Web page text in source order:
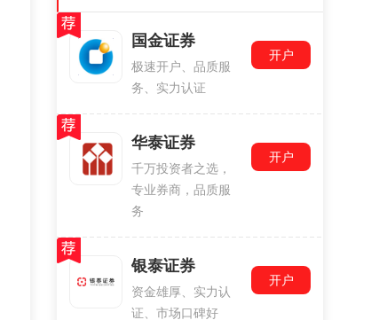
国金证券
极速开户、品质服
务、实力认证
开户
华泰证券
千万投资者之选，
专业券商，品质服
务
开户
银泰证券
资金雄厚、实力认
证、市场口碑好
开户